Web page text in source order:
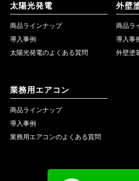
太陽光発電
商品ラインナップ
導入事例
太陽光発電のよくある質問
外壁
商品ラ
導入事
外壁塗
業務用エアコン
商品ラインナップ
導入事例
業務用エアコンのよくある質問